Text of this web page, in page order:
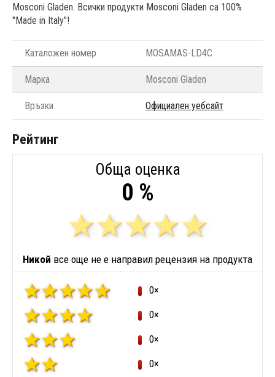
Mosconi Gladen. Всички продукти Mosconi Gladen са 100%
"Made in Italy"!
Каталожен номер MOSAMAS-LD4C
Марка Mosconi Gladen
Връзки Официален уебсайт
Рейтинг
Обща оценка
0 %
Никой все още не е направил рецензия на продукта
0×
0×
0×
0×